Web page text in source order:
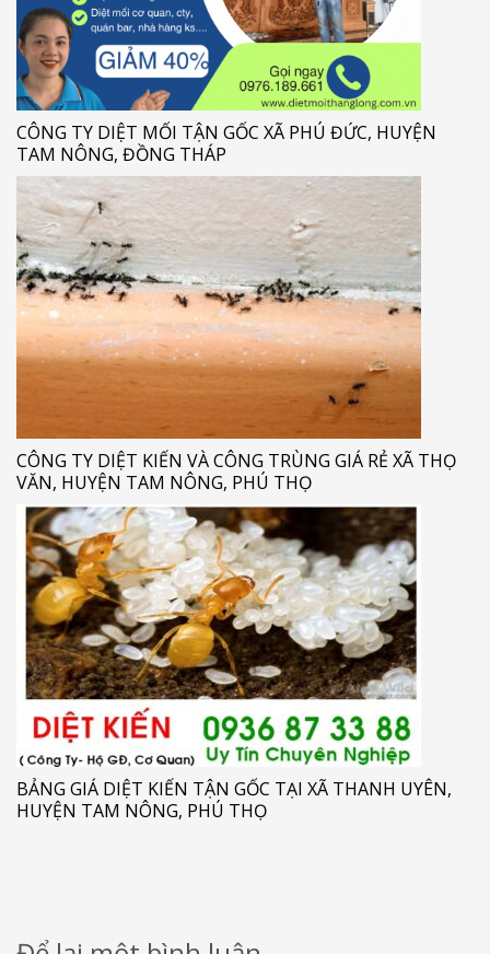
CÔNG TY DIỆT MỐI TẬN GỐC XÃ PHÚ ĐỨC, HUYỆN
TAM NÔNG, ĐỒNG THÁP
CÔNG TY DIỆT KIẾN VÀ CÔNG TRÙNG GIÁ RẺ XÃ THỌ
VĂN, HUYỆN TAM NÔNG, PHÚ THỌ
BẢNG GIÁ DIỆT KIẾN TẬN GỐC TẠI XÃ THANH UYÊN,
HUYỆN TAM NÔNG, PHÚ THỌ